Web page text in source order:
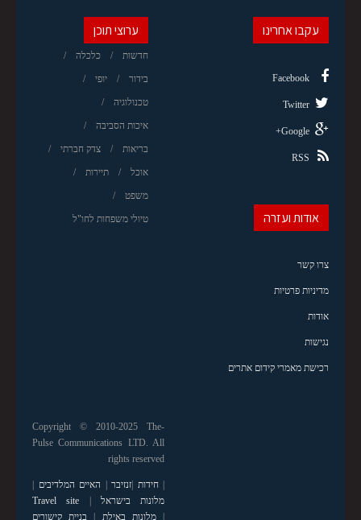
ערוצי תוכן
חדשות כלכלה
בידור יופי
טכנולוגיה
איכות הסביבה
בריאות צדק חברתי
אוכל תיירות
משפט
טיולי משפחות לחו"ל
עקבו אחרינו
Facebook
Twitter
Google+
RSS
אודות ועזרה
צרו קשר
מדיניות פרטיות
אודות
נגישות
רכישת מאמרי קידום אתרים
Copyright © 2010-2025 The-
Pulse Communications LTD. All
rights reserved
|חידות זנזיבר האיים המלדיבים
מלונות בישראל
Travel site
|מלונות באילת
בניית קישורים